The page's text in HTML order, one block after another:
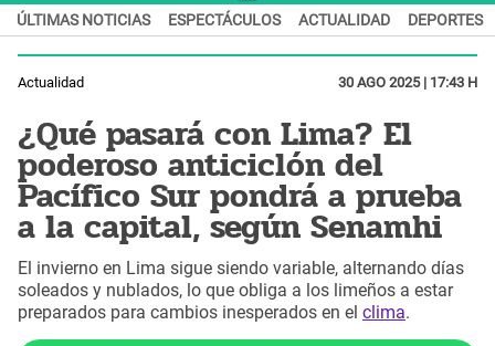
ÚLTIMAS NOTICIAS ESPECTÁCULOS ACTUALIDAD DEPORTES
Actualidad 30 AGO 2025 | 17:43 H
¿Qué pasará con Lima? El
poderoso anticiclón del
Pacífico Sur pondrá a prueba
a la capital, según Senamhi
El invierno en Lima sigue siendo variable, alternando días
soleados y nublados, lo que obliga a los limeños a estar
preparados para cambios inesperados en el clima.